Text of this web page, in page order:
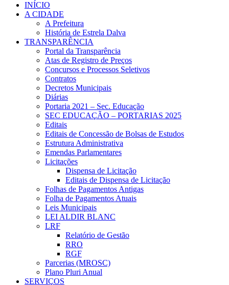
INÍCIO
A CIDADE
A Prefeitura
História de Estrela Dalva
TRANSPARÊNCIA
Portal da Transparência
Atas de Registro de Preços
Concursos e Processos Seletivos
Contratos
Decretos Municipais
Diárias
Portaria 2021 – Sec. Educação
SEC EDUCAÇÃO – PORTARIAS 2025
Editais
Editais de Concessão de Bolsas de Estudos
Estrutura Administrativa
Emendas Parlamentares
Licitações
Dispensa de Licitação
Editais de Dispensa de Licitação
Folhas de Pagamentos Antigas
Folha de Pagamentos Atuais
Leis Municipais
LEI ALDIR BLANC
LRF
Relatório de Gestão
RRO
RGF
Parcerias (MROSC)
Plano Pluri Anual
SERVIÇOS